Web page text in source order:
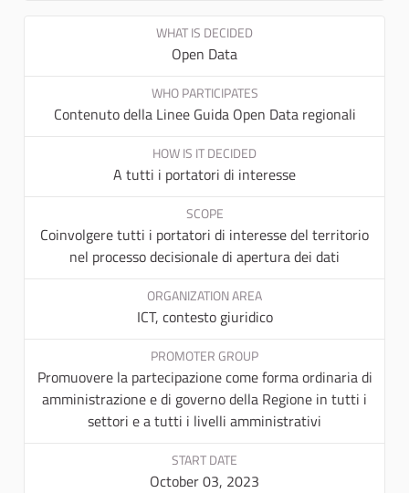
WHAT IS DECIDED
Open Data
WHO PARTICIPATES
Contenuto della Linee Guida Open Data regionali
HOW IS IT DECIDED
A tutti i portatori di interesse
SCOPE
Coinvolgere tutti i portatori di interesse del territorio
nel processo decisionale di apertura dei dati
ORGANIZATION AREA
ICT, contesto giuridico
PROMOTER GROUP
Promuovere la partecipazione come forma ordinaria di
amministrazione e di governo della Regione in tutti i
settori e a tutti i livelli amministrativi
START DATE
October 03, 2023